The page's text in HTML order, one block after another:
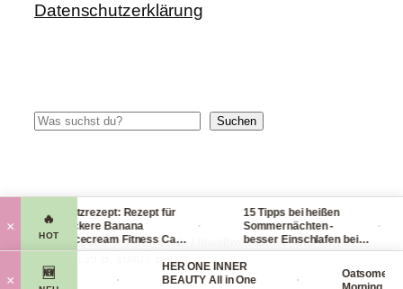
Datenschutzerklärung
Suchen Suchen
© 2014-2026 fit-weltweit.de I fitweltweit GmbH Storkower
× 🔥
HOT
·
Blitzrezept: Rezept für
leckere Banana
Nicecream Fitness Carb
Eiscream
15 Tipps bei heißen
Sommernächten -
besser Einschlafen bei
Hitze (Tag & Nacht)
× 🆕
Organics
Face Mask
HER ONE INNER
BEAUTY All in One
Oatsome